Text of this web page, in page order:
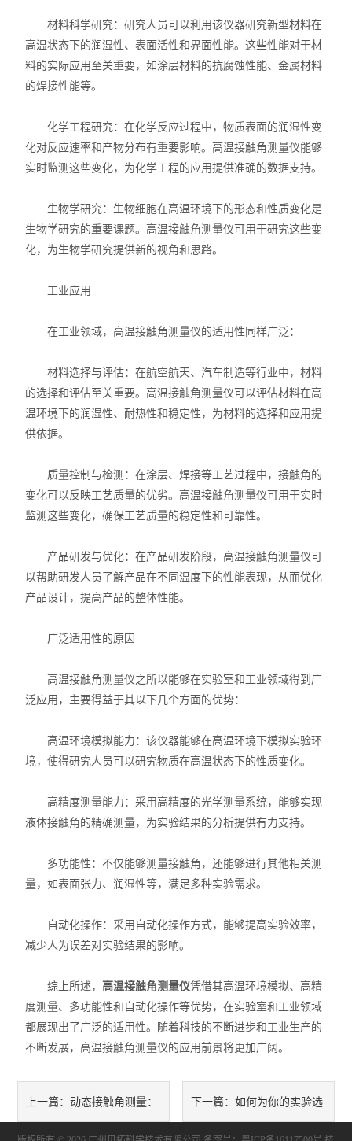
低温恒温器
X射线衍射仪（XRD）
激光光散射仪
扫描电镜（SEM）
电化学工作站
代理产品
光学显微镜
表面/界面性能测定仪
材料科学研究：研究人员可以利用该仪器研究新型材料在
高温状态下的润湿性、表面活性和界面性能。这些性能对于材
料的实际应用至关重要，如涂层材料的抗腐蚀性能、金属材料
的焊接性能等。
化学工程研究：在化学反应过程中，物质表面的润湿性变
化对反应速率和产物分布有重要影响。高温接触角测量仪能够
实时监测这些变化，为化学工程的应用提供准确的数据支持。
生物学研究：生物细胞在高温环境下的形态和性质变化是
生物学研究的重要课题。高温接触角测量仪可用于研究这些变
化，为生物学研究提供新的视角和思路。
工业应用
在工业领域，高温接触角测量仪的适用性同样广泛：
材料选择与评估：在航空航天、汽车制造等行业中，材料
的选择和评估至关重要。高温接触角测量仪可以评估材料在高
温环境下的润湿性、耐热性和稳定性，为材料的选择和应用提
供依据。
质量控制与检测：在涂层、焊接等工艺过程中，接触角的
变化可以反映工艺质量的优劣。高温接触角测量仪可用于实时
监测这些变化，确保工艺质量的稳定性和可靠性。
产品研发与优化：在产品研发阶段，高温接触角测量仪可
以帮助研发人员了解产品在不同温度下的性能表现，从而优化
产品设计，提高产品的整体性能。
广泛适用性的原因
高温接触角测量仪之所以能够在实验室和工业领域得到广
泛应用，主要得益于其以下几个方面的优势：
高温环境模拟能力：该仪器能够在高温环境下模拟实验环
境，使得研究人员可以研究物质在高温状态下的性质变化。
高精度测量能力：采用高精度的光学测量系统，能够实现
液体接触角的精确测量，为实验结果的分析提供有力支持。
多功能性：不仅能够测量接触角，还能够进行其他相关测
量，如表面张力、润湿性等，满足多种实验需求。
自动化操作：采用自动化操作方式，能够提高实验效率，
减少人为误差对实验结果的影响。
综上所述，高温接触角测量仪凭借其高温环境模拟、高精
度测量、多功能性和自动化操作等优势，在实验室和工业领域
都展现出了广泛的适用性。随着科技的不断进步和工业生产的
不断发展，高温接触角测量仪的应用前景将更加广阔。
上一篇：动态接触角测量： 下一篇： 如何为你的实验选